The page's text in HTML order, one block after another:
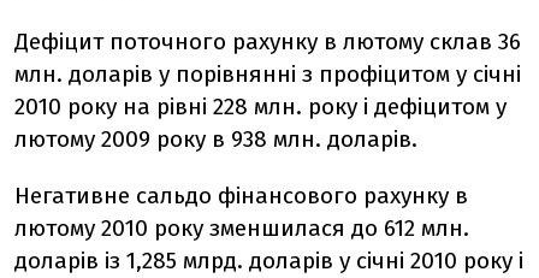
Дефіцит поточного рахунку в лютому склав 36
млн. доларів у порівнянні з профіцитом у січні
2010 року на рівні 228 млн. року і дефіцитом у
лютому 2009 року в 938 млн. доларів.
Негативне сальдо фінансового рахунку в
лютому 2010 року зменшилася до 612 млн.
доларів із 1,285 млрд. доларів у січні 2010 року і